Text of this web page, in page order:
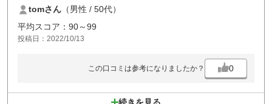
tomさん （男性 / 50代）
平均スコア：90～99
投稿日：2022/10/13
この口コミは参考になりましたか？ 0